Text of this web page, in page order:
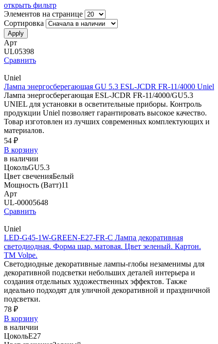
открыть фильтр
Элементов на странице
Сортировка
Арт
UL05398
Сравнить
Uniel
Лампа энергосберегающая GU 5.3 ESL-JCDR FR-11/4000 Uniel
Лампа энергосберегающая ESL-JCDR FR-11/4000/GU5.3
UNIEL для установки в осветительные приборы. Контроль
продукции Uniel позволяет гарантировать высокое качество.
Товар изготовлен из лучших современных комплектующих и
материалов.
54 ₽
В корзину
в наличии
ЦокольGU5.3
Цвет свеченияБелый
Мощность (Ватт)11
Арт
UL-00005648
Сравнить
Uniel
LED-G45-1W-GREEN-E27-FR-С Лампа декоративная
светодиодная. Форма шар. матовая. Цвет зеленый. Картон.
ТМ Volpe.
Светодиодные декоративные лампы-глобы незаменимы для
декоративной подсветки небольших деталей интерьера и
создания отдельных художественных эффектов. Также
идеально подходят для уличной декоративной и праздничной
подсветки.
78 ₽
В корзину
в наличии
ЦокольE27